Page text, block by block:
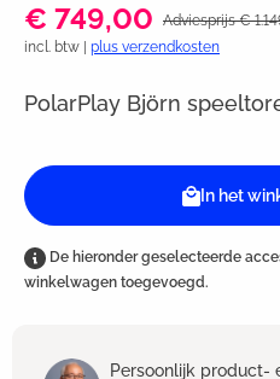
€ 749,00 Adviesprijs €
incl. btw | plus verzendkosten
PolarPlay Björn
In het
De hieronder geselecteerde
winkelwagen toegevoegd.
Persoonlijk product-